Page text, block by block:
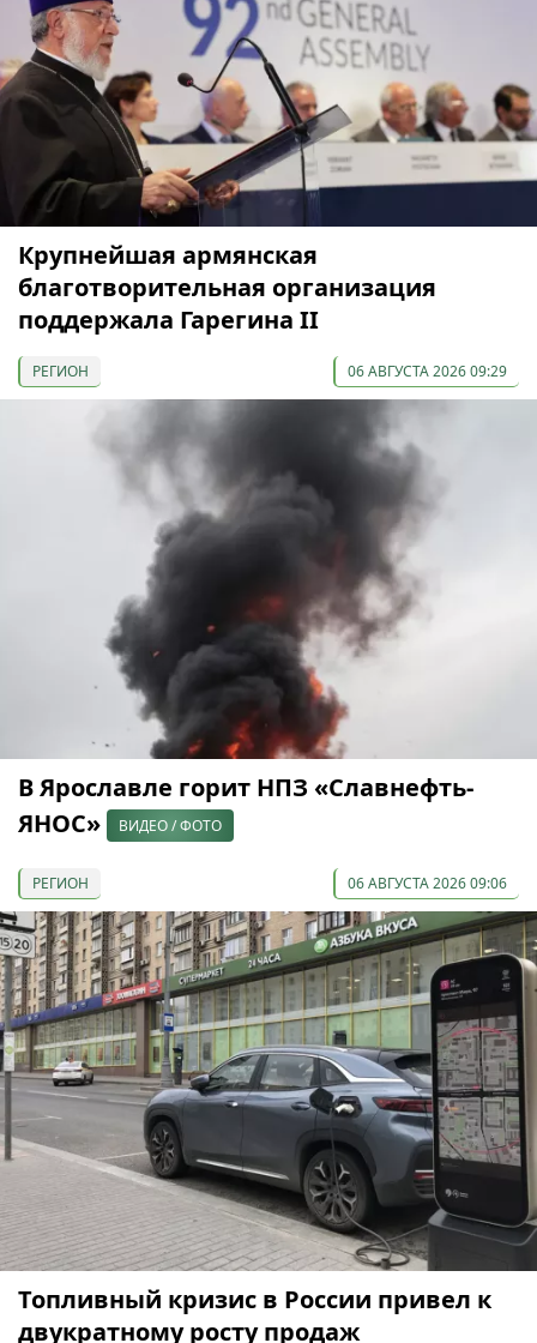
Крупнейшая армянская
благотворительная организация
поддержала Гарегина II
РЕГИОН 06 АВГУСТА 2026 09:29
В Ярославле горит НПЗ «Славнефть-
ЯНОС»
ВИДЕО / ФОТО
РЕГИОН 06 АВГУСТА 2026 09:06
Топливный кризис в России привел к
двукратному росту продаж